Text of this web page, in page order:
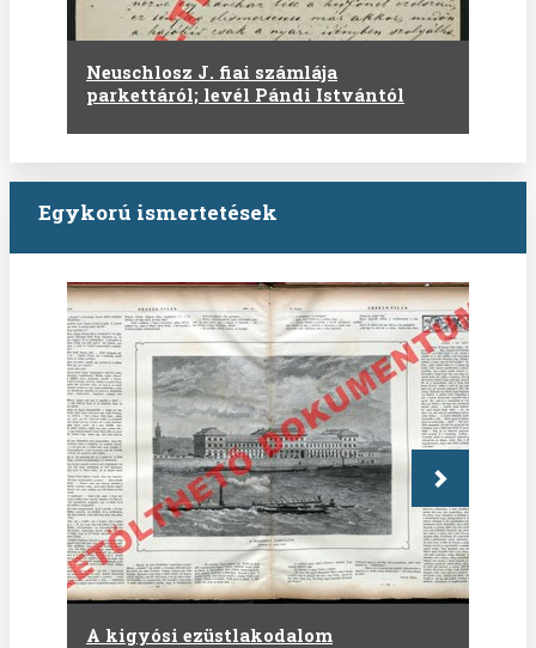
Neuschlosz J. fiai számlája
parkettáról; levél Pándi Istvántól
Egykorú ismertetések
A kigyósi ezüstlakodalom
Következő